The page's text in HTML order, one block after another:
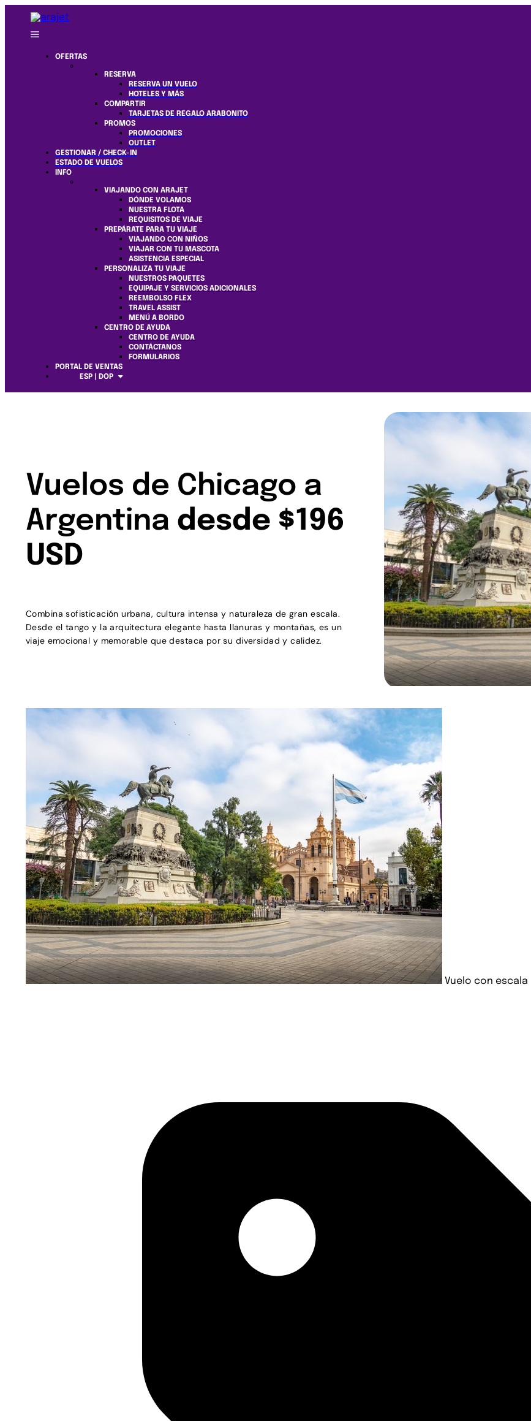
OFERTAS
RESERVA
RESERVA UN VUELO
HOTELES Y MÁS
COMPARTIR
TARJETAS DE REGALO ARABONITO
PROMOS
PROMOCIONES
OUTLET
GESTIONAR / CHECK-IN
ESTADO DE VUELOS
INFO
VIAJANDO CON ARAJET
DÓNDE VOLAMOS
NUESTRA FLOTA
REQUISITOS DE VIAJE
PREPÁRATE PARA TU VIAJE
VIAJANDO CON NIÑOS
VIAJAR CON TU MASCOTA
ASISTENCIA ESPECIAL
PERSONALIZA TU VIAJE
NUESTROS PAQUETES
EQUIPAJE Y SERVICIOS ADICIONALES
REEMBOLSO FLEX
TRAVEL ASSIST
MENÚ A BORDO
CENTRO DE AYUDA
CENTRO DE AYUDA
CONTÁCTANOS
FORMULARIOS
PORTAL DE VENTAS
ESP | DOP
Vuelos de Chicago a
Argentina desde $196
USD
Combina sofisticación urbana, cultura intensa y naturaleza de gran escala.
Desde el tango y la arquitectura elegante hasta llanuras y montañas, es un
viaje emocional y memorable que destaca por su diversidad y calidez.
Vuelo con escala